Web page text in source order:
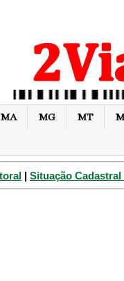
MA MG MT
| Situação Cadastral